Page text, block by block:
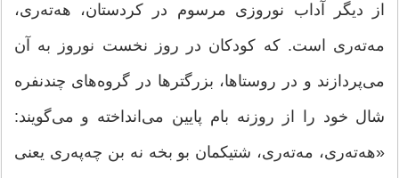
از دیگر آداب نوروزی مرسوم در کردستان، هه‌ته‌ری،
مه‌ته‌ری است. که کودکان در روز نخست نوروز به آن
می‌پردازند و در روستاها، بزرگترها در گروه‌های چندنفره
شال خود را از روزنه بام پایین می‌انداخته و می‌گویند:
«هه‌ته‌ری، مه‌ته‌ری، شتیکمان بو بخه نه بن چه‌په‌ری یعنی